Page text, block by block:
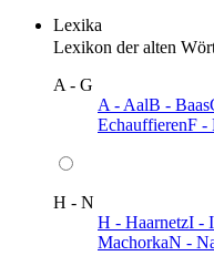
Lexika
Lexikon der alten
A - G
A - AalB - Baas
EchauffierenF -
H - N
H - HaarnetzI -
MachorkaN -